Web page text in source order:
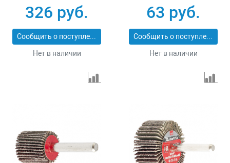
74146
326 руб.
Сообщить о поступлении
Нет в наличии
х 22.2 мм Сибртех
74083
63 руб.
Сообщить о поступлении
Нет в наличии